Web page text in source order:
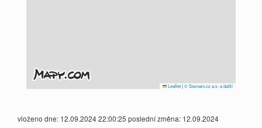
Leaflet|© Seznam.cz a.s. a další
vloženo dne: 12.09.2024 22:00:25 poslední změna: 12.09.2024